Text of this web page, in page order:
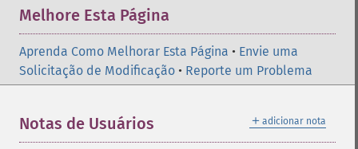
Melhore Esta Página
Aprenda Como Melhorar Esta Página • Envie uma
Solicitação de Modificação • Reporte um Problema
＋ adicionar nota
Notas de Usuários